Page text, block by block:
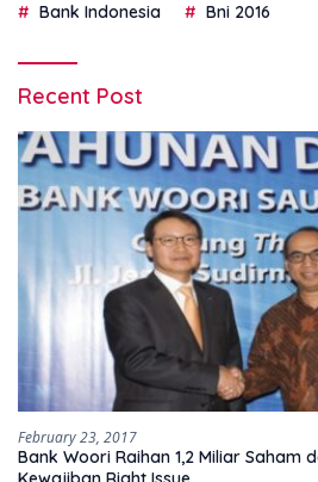
Bank Indonesia Bni 2016
Recent Post
February 23, 2017
Bank Woori Raihan 1,2 Miliar Saham